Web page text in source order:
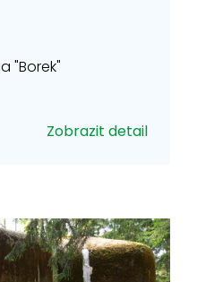
"Borek"
Zobrazit detail